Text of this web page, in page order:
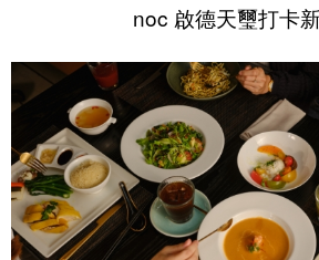
noc 啟德天璽打卡